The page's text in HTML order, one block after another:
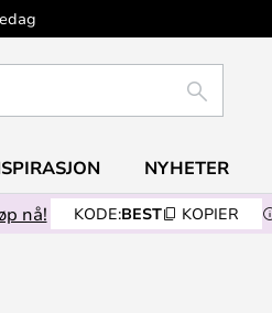
SØK
NYHETER
nå! KODE:BEST KOPIER